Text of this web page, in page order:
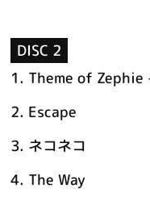
DISC 2
1. Theme of Zephie
2. Escape
3. ネコネコ
4. The Way